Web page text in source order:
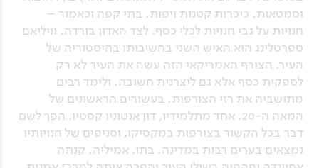
וסמטאות, כיכרות קטנות ויפות, בתי קפה וכאמור –
חנויות על גבי חנויות לכלי כסף. לצד האדון בורדה, וויליאם
ספרטלינג הוא האיש השני בחשיבותו בהיסטוריה של
העיר. הצורף האמריקאי הזה עשה את העיר לא רק
לספקית כסף אלא גם ליצרנית חשובה, ולימד רבים
מתושביה את רזי הצורפות, בעשורים הראשונים של
המאה ה-20. אחד מתלמידיו, דון אנטוניו קסטיו, הפך לשם
דבר בכל הקשור בצורפות במקסיקו, וסניפים של חנויותיו
נמצאים בערים רבות במדינה. בתו, אמיליה, קנתה